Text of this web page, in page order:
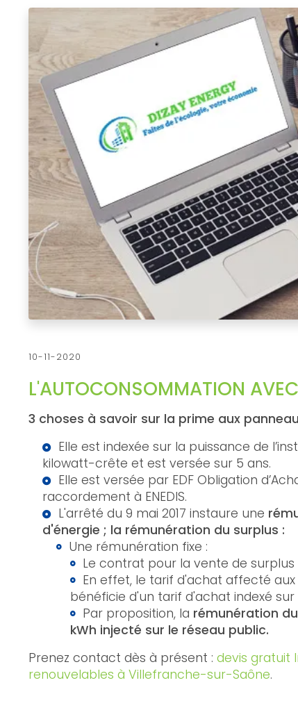
10-11-2020
L'AUTOCONSOMMATION
3 choses à savoir sur la prime aux
Elle est indexée sur la puissance de
kilowatt-crête et est versée sur 5 ans.
Elle est versée par EDF Obligation
raccordement à ENEDIS.
L'arrêté du 9 mai 2017 instaure une
d'énergie ; la rémunération du surplus :
Une rémunération fixe :
Le contrat pour la vente de
En effet, le tarif d'achat affecté
bénéficie d'un tarif d'achat indexé
Par proposition, la rémunération
kWh injecté sur le réseau public.
Prenez contact dès à présent : devis gratuit
renouvelables à Villefranche-sur-Saône.